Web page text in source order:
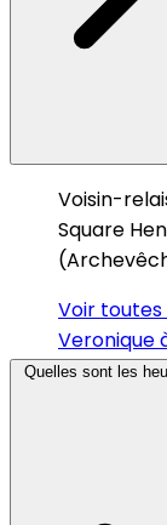
Voisin-
Square
Voir
Veronique
Quelles sont les